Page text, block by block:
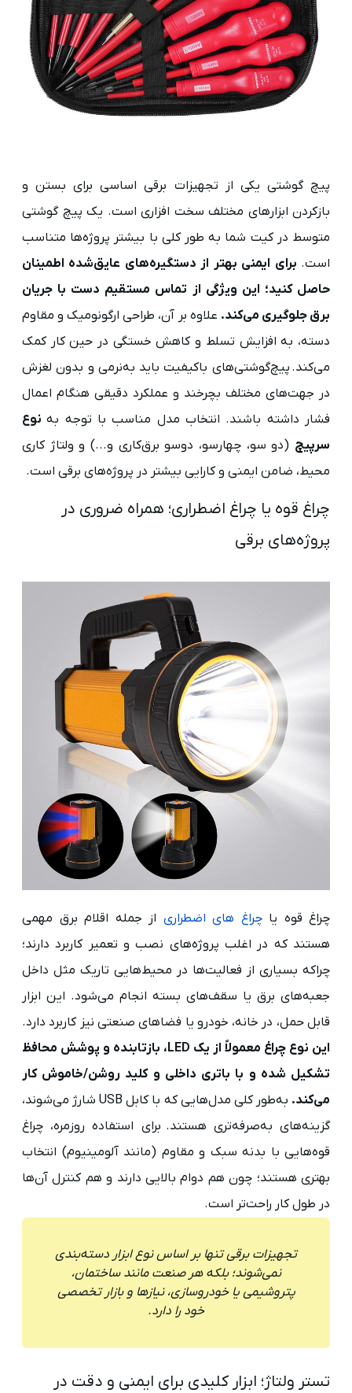
پیچ گوشتی یکی از تجهیزات برقی اساسی برای بستن و
بازکردن ابزارهای مختلف سخت افزاری است. یک پیچ گوشتی
متوسط در کیت شما به طور کلی با بیشتر پروژه‌ها متناسب
است. برای ایمنی بهتر از دستگیره‌های عایق‌شده اطمینان
حاصل کنید؛ این ویژگی از تماس مستقیم دست با جریان
برق جلوگیری می‌کند. علاوه بر آن، طراحی ارگونومیک و مقاوم
دسته، به افزایش تسلط و کاهش خستگی در حین کار کمک
می‌کند. پیچ‌گوشتی‌های باکیفیت باید به‌نرمی و بدون لغزش
در جهت‌های مختلف بچرخند و عملکرد دقیقی هنگام اعمال
فشار داشته باشند. انتخاب مدل مناسب با توجه بهنوع
سرپیچ (دو سو، چهارسو، دوسو برق‌کاری و...) و ولتاژ کاری
محیط، ضامن ایمنی و کارایی بیشتر در پروژه‌های برقی است.
چراغ قوه یا چراغ اضطراری؛ همراه ضروری در
پروژه‌های برقی
چراغ قوه یاچراغ های اضطراری از جمله اقلام برق مهمی
هستند که در اغلب پروژه‌های نصب و تعمیر کاربرد دارند؛
چراکه بسیاری از فعالیت‌ها در محیط‌هایی تاریک مثل داخل
جعبه‌های برق یا سقف‌های بسته انجام می‌شود. این ابزار
قابل حمل، در خانه، خودرو یا فضاهای صنعتی نیز کاربرد دارد.
این نوع چراغ معمولاً از یک LED، بازتابنده و پوشش محافظ
تشکیل شده و با باتری داخلی و کلید روشن/خاموش کار
می‌کند.
به‌طور کلی مدل‌هایی که با کابل USB شارژ می‌شوند،
گزینه‌های به‌صرفه‌تری هستند. برای استفاده روزمره، چراغ
قوه‌هایی با بدنه سبک و مقاوم (مانند آلومینیوم) انتخاب
بهتری هستند؛ چون هم دوام بالایی دارند و هم کنترل آن‌ها
در طول کار راحت‌تر است.
تجهیزات برقی تنها بر اساس نوع ابزار دسته‌بندی
نمی‌شوند؛ بلکه هر صنعت مانند ساختمان،
پتروشیمی یا خودروسازی، نیازها و بازار تخصصی
خود را دارد.
تستر ولتاژ؛ ابزار کلیدی برای ایمنی و دقت در